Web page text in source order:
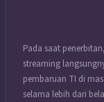
Pada saat
streaming
pembaruan TI di
selama lebih dari